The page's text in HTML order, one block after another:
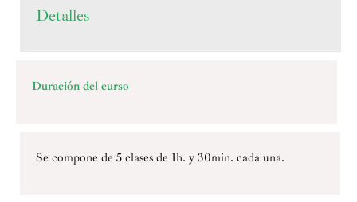
Detalles
Duración del curso
Se compone de 5 clases de 1h. y 30min. cada una.